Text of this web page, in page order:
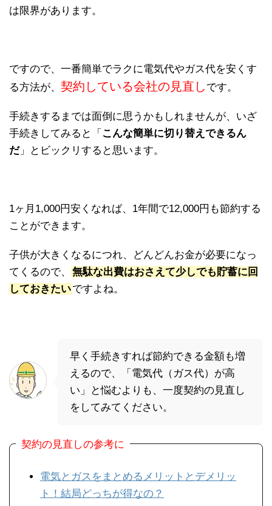
は限界があります。
ですので、一番簡単でラクに電気代やガス代を安くす
る方法が、 契約している会社の見直し です。
手続きするまでは面倒に思うかもしれませんが、いざ
手続きしてみると「 こんな簡単に切り替えできるん
だ」とビックリすると思います。
1ヶ月1,000円安くなれば、1年間で12,000円も節約する
ことができます。
子供が大きくなるにつれ、どんどんお金が必要になっ
てくるので、
無駄な出費はおさえて少しでも貯蓄に回
しておきたいですよね。
早く手続きすれば節約できる金額も増
えるので、「電気代（ガス代）が高
い」と悩むよりも、一度契約の見直し
をしてみてください。
契約の見直しの参考に
電気とガスをまとめるメリットとデメリッ
ト！結局どっちが得なの？